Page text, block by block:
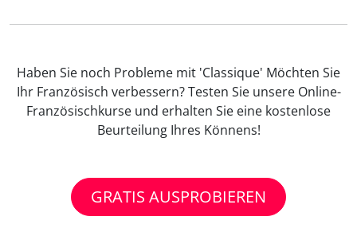
Haben Sie noch Probleme mit 'Classique' Möchten Sie
Ihr Französisch verbessern? Testen Sie unsere Online-
Französischkurse und erhalten Sie eine kostenlose
Beurteilung Ihres Könnens!
GRATIS AUSPROBIEREN